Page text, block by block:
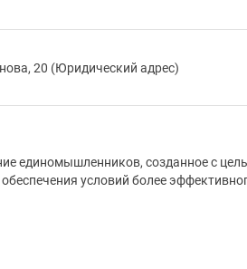
20 (Юридический адрес)
единомышленников, созданное с
условий более